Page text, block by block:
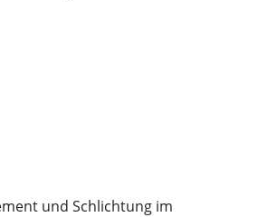
und Schlichtung im